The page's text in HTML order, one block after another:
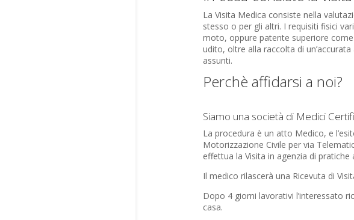
La Visita Medica consiste nella
stesso o per gli altri. I requisiti fisici
moto, oppure patente superiore
udito, oltre alla raccolta di
assunti.
Perchè affidarsi a noi?
Siamo una società di Medici
La procedura è un atto Medico, e
Motorizzazione Civile per via
effettua la Visita in agenzia di
Il medico rilascerà una Ricevuta di
Dopo 4 giorni lavorativi l’interessato
casa.